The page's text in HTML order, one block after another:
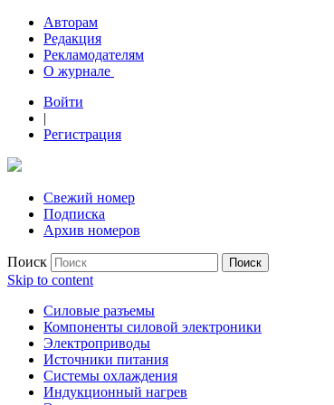
Авторам
Редакция
Рекламодателям
О журнале
Войти
|
Регистрация
Свежий номер
Подписка
Архив номеров
Поиск
Skip to content
Силовые разъемы
Компоненты силовой электроники
Электроприводы
Источники питания
Системы охлаждения
Индукционный нагрев